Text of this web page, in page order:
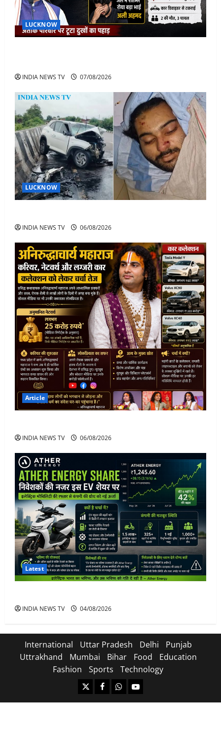
LUCKNOW
INDIA NEWS TV 07/08/2026
LUCKNOW
INDIA NEWS TV 06/08/2026
Article
INDIA NEWS TV 06/08/2026
Latest
INDIA NEWS TV 04/08/2026
International Uttar Pradesh Delhi
Punjab
Uttrakhand
Mumbai Bihar Food
Education
Fashion
Sports Technology
https://x.com
facebook.com
https:/whatsapp.com/
Youtube.com